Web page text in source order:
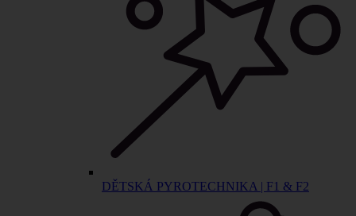
DĚTSKÁ PYROTECHNIKA | F1 & F2